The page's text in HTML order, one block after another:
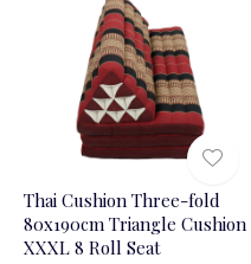
Thai Cushion Three-fold
80x190cm Triangle Cushion
XXXL 8 Roll Seat